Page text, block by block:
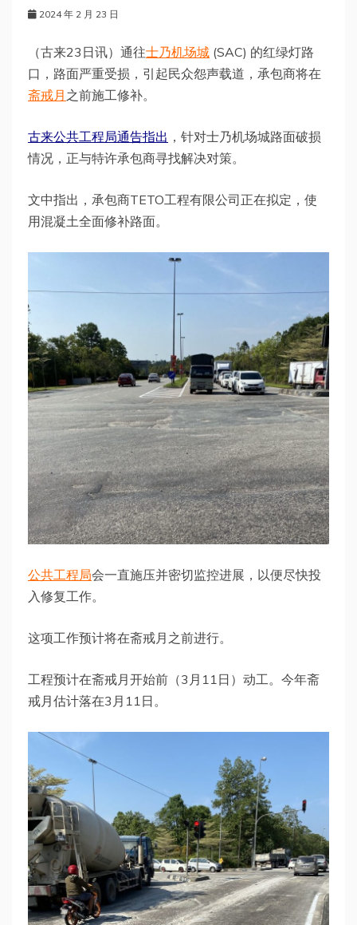
2024 年 2 月 23 日
（古来23日讯）通往士乃机场城 (SAC) 的红绿灯路
口，路面严重受损，引起民众怨声载道，承包商将在
斋戒月 之前施工修补。
古来公共工程局通告指出 ，针对士乃机场城路面破损
情况，正与特许承包商寻找解决对策。
文中指出，承包商TETO工程有限公司正在拟定，使
用混凝土全面修补路面。
公共工程局会一直施压并密切监控进展，以便尽快投
入修复工作。
这项工作预计将在斋戒月之前进行。
工程预计在斋戒月开始前（3月11日）动工。今年斋
戒月估计落在3月11日。